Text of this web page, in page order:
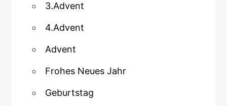
3.Advent
4.Advent
Advent
Frohes Neues Jahr
Geburtstag